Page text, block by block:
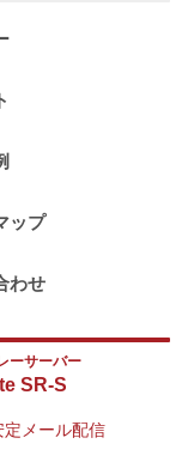
ップ
わせ
ーサーバー
SR-S
定メール配信